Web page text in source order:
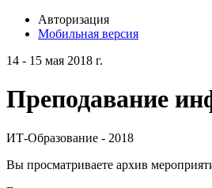
Авторизация
Мобильная версия
14 - 15 мая 2018 г.
Преподавание
ИТ-Образование - 2018
Вы просматриваете архив